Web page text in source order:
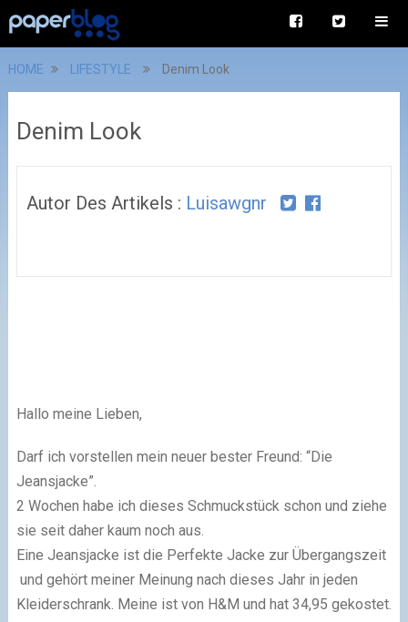
HOME LIFESTYLE Denim Look
Denim Look
Autor Des Artikels : Luisawgnr
Hallo meine Lieben,
Darf ich vorstellen mein neuer bester Freund: “Die
Jeansjacke”.
2 Wochen habe ich dieses Schmuckstück schon und ziehe
sie seit daher kaum noch aus.
Eine Jeansjacke ist die Perfekte Jacke zur Übergangszeit
und gehört meiner Meinung nach dieses Jahr in jeden
Kleiderschrank. Meine ist von H&M und hat 34,95 gekostet.